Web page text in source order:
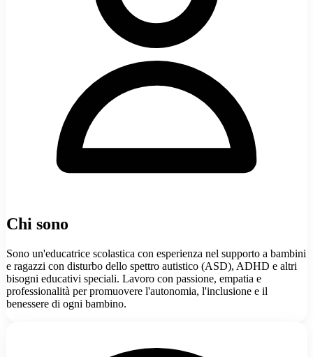
Chi sono
Sono un'educatrice scolastica con esperienza nel supporto a bambini
e ragazzi con disturbo dello spettro autistico (ASD), ADHD e altri
bisogni educativi speciali. Lavoro con passione, empatia e
professionalità per promuovere l'autonomia, l'inclusione e il
benessere di ogni bambino.